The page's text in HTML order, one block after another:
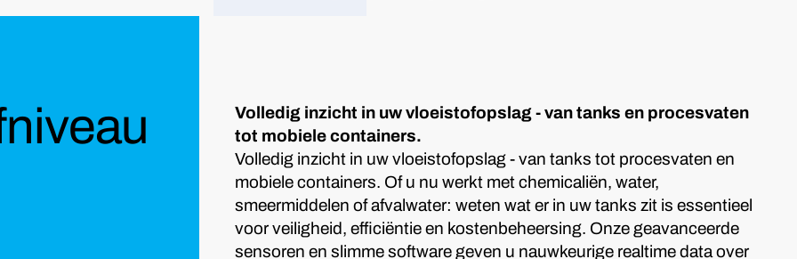
Volledig inzicht in uw vloeistofopslag - van tanks en procesvaten
tot mobiele containers.
Volledig inzicht in uw vloeistofopslag - van tanks tot procesvaten en
mobiele containers. Of u nu werkt met chemicaliën, water,
smeermiddelen of afvalwater: weten wat er in uw tanks zit is essentieel
voor veiligheid, efficiëntie en kostenbeheersing. Onze geavanceerde
sensoren en slimme software geven u nauwkeurige realtime data over